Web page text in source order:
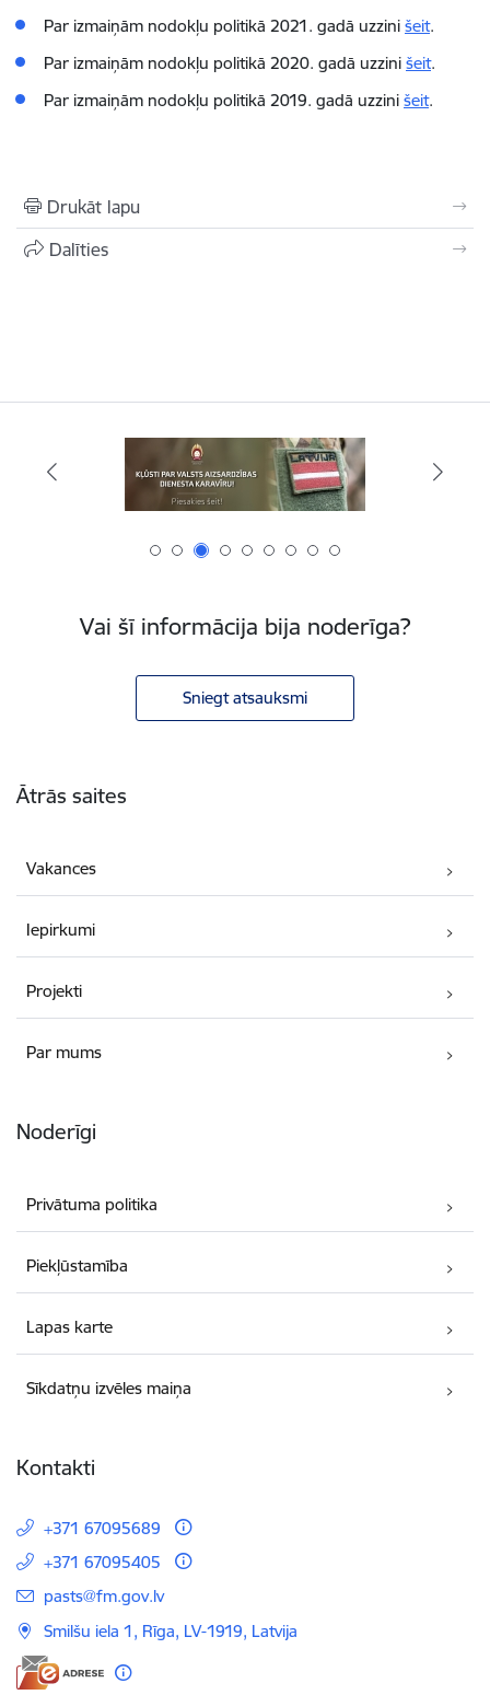
Par izmaiņām nodokļu politikā 2021. gadā uzzini šeit.
Par izmaiņām nodokļu politikā 2020. gadā uzzini šeit.
Par izmaiņām nodokļu politikā 2019. gadā uzzini šeit.
Drukāt lapu
Dalīties
Vai šī informācija bija noderīga?
Sniegt atsauksmi
Ātrās saites
Vakances
Iepirkumi
Projekti
Par mums
Noderīgi
Privātuma politika
Piekļūstamība
Lapas karte
Sīkdatņu izvēles maiņa
Kontakti
+371 67095689
+371 67095405
E-pasts:
pasts@fm.gov.lv
Smilšu iela 1, Rīga, LV-1919, Latvija